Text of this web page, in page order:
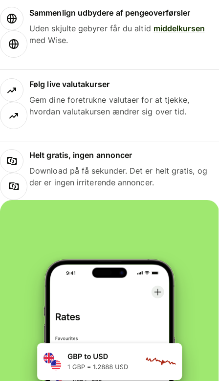
Sammenlign udbydere af pengeoverførsler
Uden skjulte gebyrer får du altid middelkursen
med Wise.
Følg live valutakurser
Gem dine foretrukne valutaer for at tjekke,
hvordan valutakursen ændrer sig over tid.
Helt gratis, ingen annoncer
Download på få sekunder. Det er helt gratis, og
der er ingen irriterende annoncer.